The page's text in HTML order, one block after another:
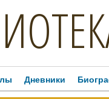
Дневники